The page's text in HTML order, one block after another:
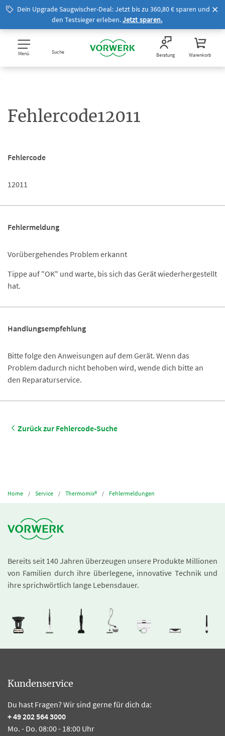
Dein Upgrade Saugwischer-Deal: Jetzt bis zu 360,80 € sparen und
den Testsieger erleben.Jetzt sparen.
Menü Suche Beratung Warenkorb
Fehlercode12011
Fehlercode
12011
Fehlermeldung
Vorübergehendes Problem erkannt
Tippe auf "OK" und warte, bis sich das Gerät wiederhergestellt
hat.
Handlungsempfehlung
Bitte folge den Anweisungen auf dem Gerät. Wenn das
Problem dadurch nicht behoben wird, wende dich bitte an
den Reparaturservice.
Zurück zur Fehlercode-Suche
Home Service Thermomix® Fehlermeldungen
Bereits seit 140 Jahren überzeugen unsere Produkte Millionen
von Familien durch ihre überlegene, innovative Technik und
ihre sprichwörtlich lange Lebensdauer.
Kundenservice
Du hast Fragen? Wir sind gerne für dich da:
+ 49 202 564 3000
Mo. - Do. 08:00 - 18:00 Uhr